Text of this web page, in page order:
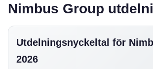
Nimbus Group
Utdelningsnyckeltal för
2026